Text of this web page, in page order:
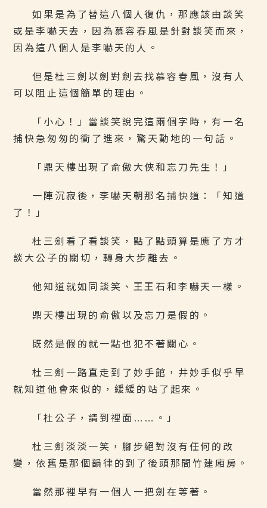
如果是為了替這八個人復仇，那應該由談笑
或是李嚇天去，因為慕容春風是針對談笑而來，
因為這八個人是李嚇天的人。
但是杜三劍以劍對劍去找慕容春風，沒有人
可以阻止這個簡單的理由。
「小心！」當談笑說完這兩個字時，有一名
捕快急匆匆的衝了進來，驚天動地的一句話。
「鼎天樓出現了俞傲大俠和忘刀先生！」
一陣沉寂後，李嚇天朝那名捕快道：「知道
了！」
杜三劍看了看談笑，點了點頭算是應了方才
談大公子的關切，轉身大步離去。
他知道就如同談笑、王王石和李嚇天一樣。
鼎天樓出現的俞傲以及忘刀是假的。
既然是假的就一點也犯不著關心。
杜三劍一路直走到了妙手館，井妙手似乎早
就知道他會來似的，緩緩的站了起來。
「杜公子，請到裡面……。」
杜三劍淡淡一笑，腳步絕對沒有任何的改
變，依舊是那個韻律的到了後頭那間竹建廂房。
當然那裡早有一個人一把劍在等著。